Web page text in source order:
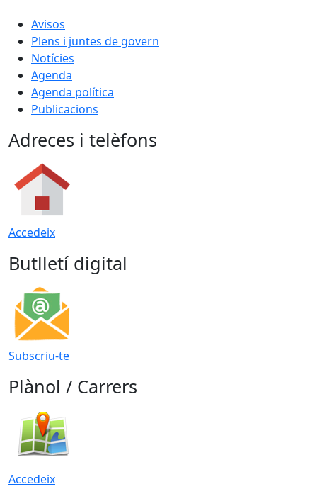
Avisos
Plens i juntes de govern
Notícies
Agenda
Agenda política
Publicacions
Adreces i telèfons
Accedeix
Butlletí digital
Subscriu-te
Plànol / Carrers
Accedeix